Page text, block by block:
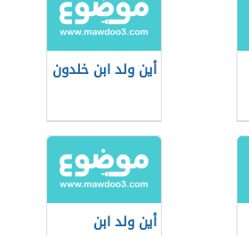
أين ولد ابن خلدون
أين ولد ابن